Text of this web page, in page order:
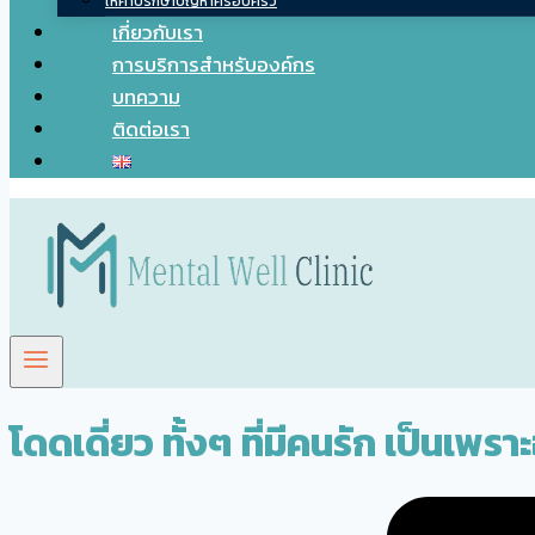
เกี่ยวกับเรา
การบริการสำหรับองค์กร
บทความ
ติดต่อเรา
โดดเดี่ยว ทั้งๆ ที่มีคนรัก เป็นเพราะ